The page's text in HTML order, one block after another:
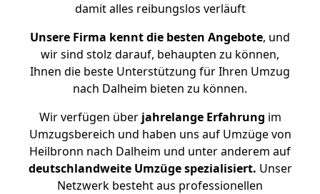
damit alles reibungslos verläuft
Unsere Firma kennt die besten Angebote, und
wir sind stolz darauf, behaupten zu können,
Ihnen die beste Unterstützung für Ihren Umzug
nach Dalheim bieten zu können.
Wir verfügen überjahrelange Erfahrung im
Umzugsbereich und haben uns auf Umzüge von
Heilbronn nach Dalheim und unter anderem auf
deutschlandweite Umzüge spezialisiert. Unser
Netzwerk besteht aus professionellen